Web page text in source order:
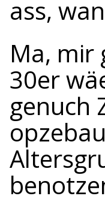
ass,
Ma, mir
30er
genuch